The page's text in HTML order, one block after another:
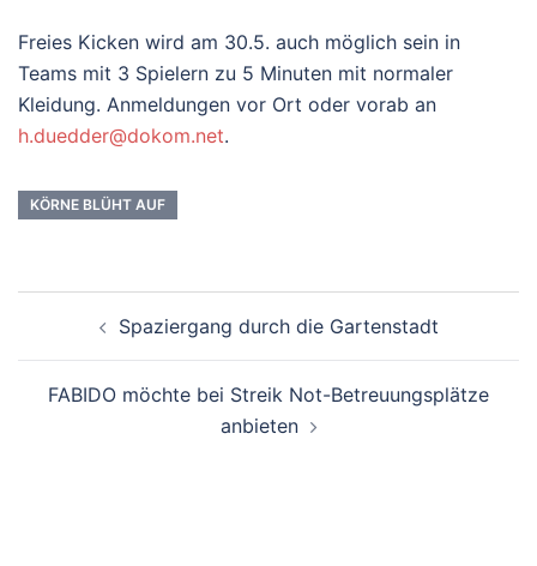
Freies Kicken wird am 30.5. auch möglich sein in
Teams mit 3 Spielern zu 5 Minuten mit normaler
Kleidung. Anmeldungen vor Ort oder vorab an
h.duedder@dokom.net.
KÖRNE BLÜHT AUF
NavigationSpaziergang durch die Gartenstadt
FABIDO möchte bei Streik Not-Betreuungsplätze
anbieten